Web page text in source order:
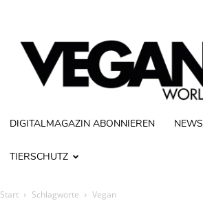
Vegan
World
DIGITALMAGAZIN ABONNIEREN NEWS
TIERSCHUTZ
Start Schlagworte Vegan